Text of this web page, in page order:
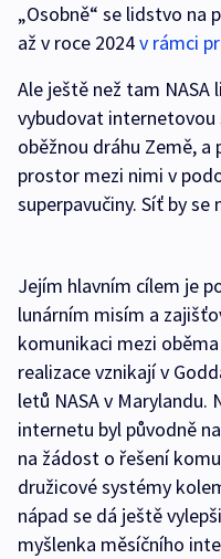
„Osobně“ se lidstvo na
až v roce 2024v rámci
Ale ještě než tam NASA
vybudovat internetovou
oběžnou dráhu Země,
prostor mezi nimi v
superpavučiny. Síť by
Jejím hlavním cílem je
lunárním misím a
komunikaci mezi
realizace vznikají v
letů NASA v
internetu byl původně
na žádost o řešení
družicové systémy
nápad se dá ještě
myšlenka měsíčního